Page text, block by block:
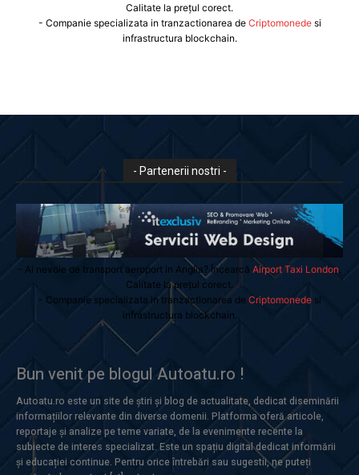
Calitate la prețul corect.
- Companie specializata in tranzactionarea de Criptomonedesi
infrastructura blockchain.
- Partenerii nostri -
- Ai nevoie de transport aeroport in Anglia? Încearcă Airport Taxi London
Calitate la prețul corect.
- Companie specializata in tranzactionarea de Criptomonedesi
infrastructura blockchain.
Bun venit pe blogul Autoatu.ro !
Autoatu.ro este un site de știri și blog de actualitate, dedicat diseminării
informațiilor relevante din diverse domenii. Platforma oferă articole,
reportaje și analize pe teme variate, de la evenimente recente la
subiecte de interes specializat. Este un spațiu digital dedicat informării
și educației continue. Pentru orice întrebări sau sugestii, ne puteți